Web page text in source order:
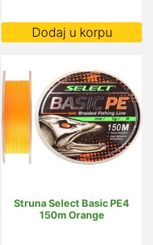
Dodaj u korpu
Struna Select Basic PE4
150m Orange